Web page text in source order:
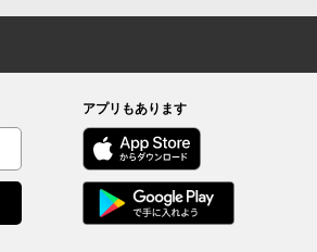
アプリもあります